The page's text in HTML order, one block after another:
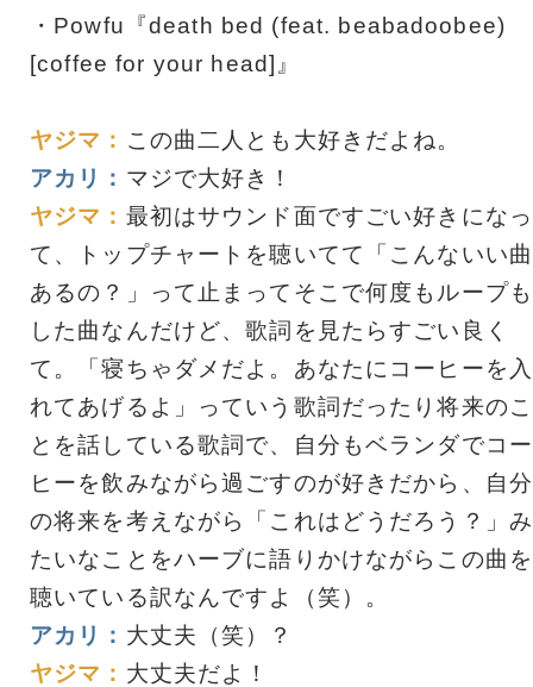
・Powfu『death bed (feat. beabadoobee)
[coffee for your head]』
ヤジマ： この曲二人とも大好きだよね。
アカリ： マジで大好き！
ヤジマ： 最初はサウンド面ですごい好きになっ
て、トップチャートを聴いてて「こんないい曲
あるの？」って止まってそこで何度もループも
した曲なんだけど、歌詞を見たらすごい良く
て。「寝ちゃダメだよ。あなたにコーヒーを入
れてあげるよ」っていう歌詞だったり将来のこ
とを話している歌詞で、自分もベランダでコー
ヒーを飲みながら過ごすのが好きだから、自分
の将来を考えながら「これはどうだろう？」み
たいなことをハーブに語りかけながらこの曲を
聴いている訳なんですよ（笑）。
アカリ： 大丈夫（笑）？
ヤジマ： 大丈夫だよ！